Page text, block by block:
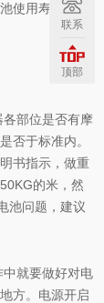
使用寿命及称
部位是否有摩
否于标准内。
书指示，做重
50KG的米，然
池问题，建议
就要做好对电
方。电源开启
联系
顶部